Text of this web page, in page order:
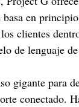
en
clientes
de lenguaje
gigante para
conectado.